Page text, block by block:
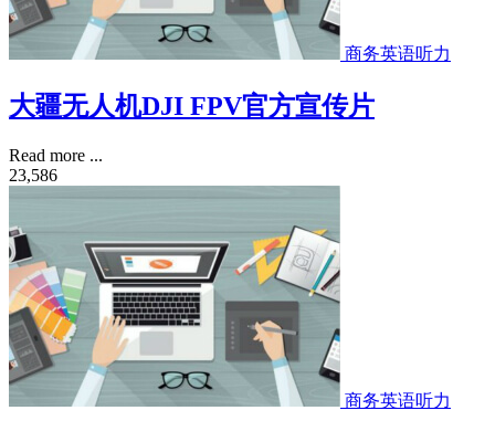
商务英语听力
大疆无人机DJI FPV官方宣传片
Read more ...
23,586
商务英语听力